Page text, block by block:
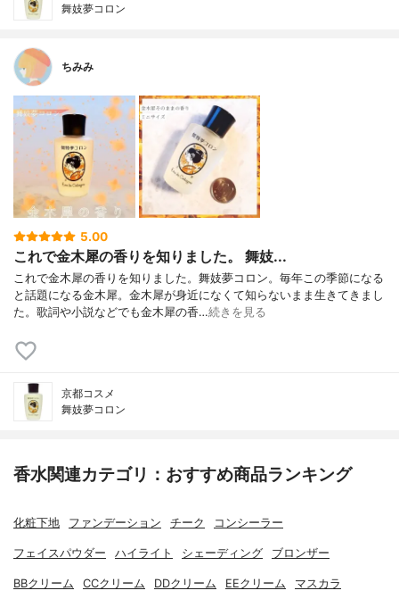
舞妓夢コロン
ちみみ
5.00
これで金木犀の香りを知りました。 舞妓...
これで金木犀の香りを知りました。舞妓夢コロン。毎年この季節になる
と話題になる金木犀。金木犀が身近になくて知らないまま生きてきまし
た。歌詞や小説などでも金木犀の香…続きを見る
京都コスメ
舞妓夢コロン
香水関連カテゴリ：おすすめ商品ランキング
化粧下地 ファンデーション チーク コンシーラー
フェイスパウダー ハイライト シェーディング ブロンザー
BBクリーム CCクリーム DDクリーム EEクリーム マスカラ